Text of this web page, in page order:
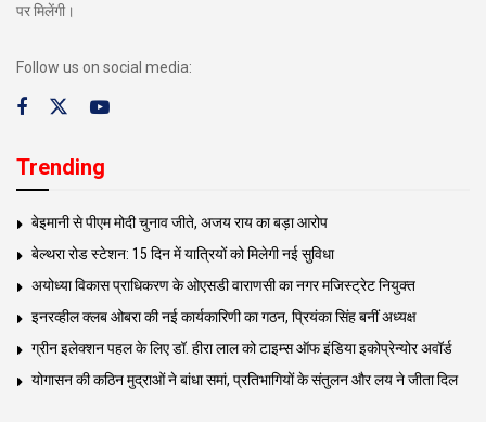
पर मिलेंगी।
Follow us on social media:
Trending
बेइमानी से पीएम मोदी चुनाव जीते, अजय राय का बड़ा आरोप
बेल्थरा रोड स्टेशन: 15 दिन में यात्रियों को मिलेगी नई सुविधा
अयोध्या विकास प्राधिकरण के ओएसडी वाराणसी का नगर मजिस्ट्रेट नियुक्त
इनरव्हील क्लब ओबरा की नई कार्यकारिणी का गठन, प्रियंका सिंह बनीं अध्यक्ष
ग्रीन इलेक्शन पहल के लिए डॉ. हीरा लाल को टाइम्स ऑफ इंडिया इकोप्रेन्योर अवॉर्ड
योगासन की कठिन मुद्राओं ने बांधा समां, प्रतिभागियों के संतुलन और लय ने जीता दिल